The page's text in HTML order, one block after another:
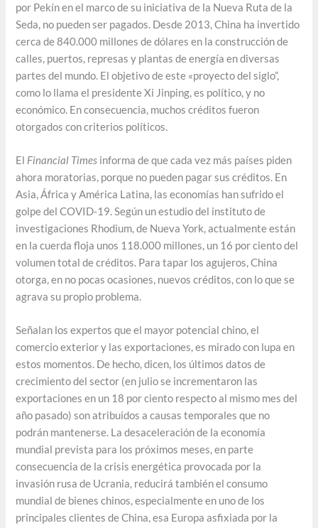
por Pekín en el marco de su iniciativa de la Nueva Ruta de la
Seda, no pueden ser pagados. Desde 2013, China ha invertido
cerca de 840.000 millones de dólares en la construcción de
calles, puertos, represas y plantas de energía en diversas
partes del mundo. El objetivo de este «proyecto del siglo”,
como lo llama el presidente Xi Jinping, es político, y no
económico. En consecuencia, muchos créditos fueron
otorgados con criterios políticos.
El Financial Times informa de que cada vez más países piden
ahora moratorias, porque no pueden pagar sus créditos. En
Asia, África y América Latina, las economías han sufrido el
golpe del COVID-19. Según un estudio del instituto de
investigaciones Rhodium, de Nueva York, actualmente están
en la cuerda floja unos 118.000 millones, un 16 por ciento del
volumen total de créditos. Para tapar los agujeros, China
otorga, en no pocas ocasiones, nuevos créditos, con lo que se
agrava su propio problema.
Señalan los expertos que el mayor potencial chino, el
comercio exterior y las exportaciones, es mirado con lupa en
estos momentos. De hecho, dicen, los últimos datos de
crecimiento del sector (en julio se incrementaron las
exportaciones en un 18 por ciento respecto al mismo mes del
año pasado) son atribuidos a causas temporales que no
podrán mantenerse. La desaceleración de la economía
mundial prevista para los próximos meses, en parte
consecuencia de la crisis energética provocada por la
invasión rusa de Ucrania, reducirá también el consumo
mundial de bienes chinos, especialmente en uno de los
principales clientes de China, esa Europa asfixiada por la